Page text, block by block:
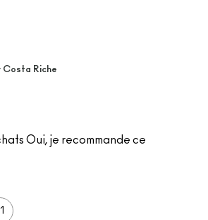
Costa Riche
Oui, je recommande ce
1